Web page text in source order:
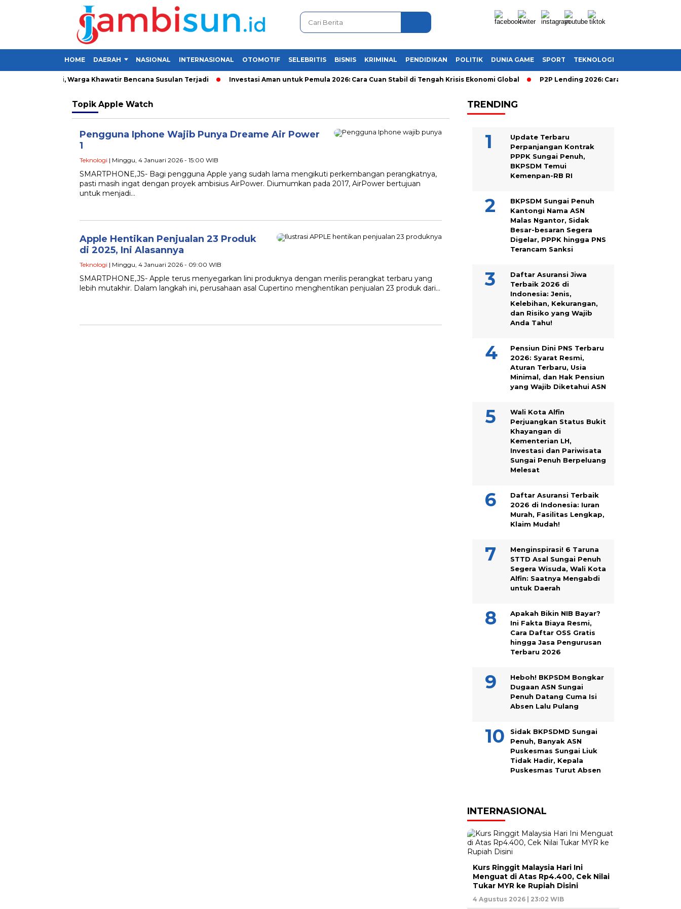
HOME DAERAH NASIONAL INTERNASIONAL OTOMOTIF SELEBRITIS BISNIS KRIMINAL PENDIDIKAN POLITIK DUNIA GAME SPORT TEKNOLOGI
di Kerinci, Warga Khawatir Bencana Susulan Terjadi Investasi Aman untuk Pemula 2026: Cara Cuan Stabil di Tengah Krisis Ekonomi Global P2P Lending 2026: Cara Cerdas
Topik Apple Watch
Pengguna Iphone Wajib Punya Dreame Air Power
1
Teknologi | Minggu, 4 Januari 2026 - 15:00 WIB
SMARTPHONE,JS- Bagi pengguna Apple yang sudah lama mengikuti perkembangan perangkatnya,
pasti masih ingat dengan proyek ambisius AirPower. Diumumkan pada 2017, AirPower bertujuan
untuk menjadi…
Apple Hentikan Penjualan 23 Produk
di 2025, Ini Alasannya
Teknologi | Minggu, 4 Januari 2026 - 09:00 WIB
SMARTPHONE,JS- Apple terus menyegarkan lini produknya dengan merilis perangkat terbaru yang
lebih mutakhir. Dalam langkah ini, perusahaan asal Cupertino menghentikan penjualan 23 produk dari…
TRENDING
Update Terbaru
Perpanjangan Kontrak
PPPK Sungai Penuh,
BKPSDM Temui
Kemenpan-RB RI
BKPSDM Sungai Penuh
Kantongi Nama ASN
Malas Ngantor, Sidak
Besar-besaran Segera
Digelar, PPPK hingga PNS
Terancam Sanksi
Daftar Asuransi Jiwa
Terbaik 2026 di
Indonesia: Jenis,
Kelebihan, Kekurangan,
dan Risiko yang Wajib
Anda Tahu!
Pensiun Dini PNS Terbaru
2026: Syarat Resmi,
Aturan Terbaru, Usia
Minimal, dan Hak Pensiun
yang Wajib Diketahui ASN
Wali Kota Alfin
Perjuangkan Status Bukit
Khayangan di
Kementerian LH,
Investasi dan Pariwisata
Sungai Penuh Berpeluang
Melesat
Daftar Asuransi Terbaik
2026 di Indonesia: Iuran
Murah, Fasilitas Lengkap,
Klaim Mudah!
Menginspirasi! 6 Taruna
STTD Asal Sungai Penuh
Segera Wisuda, Wali Kota
Alfin: Saatnya Mengabdi
untuk Daerah
Apakah Bikin NIB Bayar?
Ini Fakta Biaya Resmi,
Cara Daftar OSS Gratis
hingga Jasa Pengurusan
Terbaru 2026
Heboh! BKPSDM Bongkar
Dugaan ASN Sungai
Penuh Datang Cuma Isi
Absen Lalu Pulang
Sidak BKPSDMD Sungai
Penuh, Banyak ASN
Puskesmas Sungai Liuk
Tidak Hadir, Kepala
Puskesmas Turut Absen
INTERNASIONAL
Kurs Ringgit Malaysia Hari Ini
Menguat di Atas Rp4.400, Cek Nilai
Tukar MYR ke Rupiah Disini
4 Agustus 2026 | 23:02 WIB